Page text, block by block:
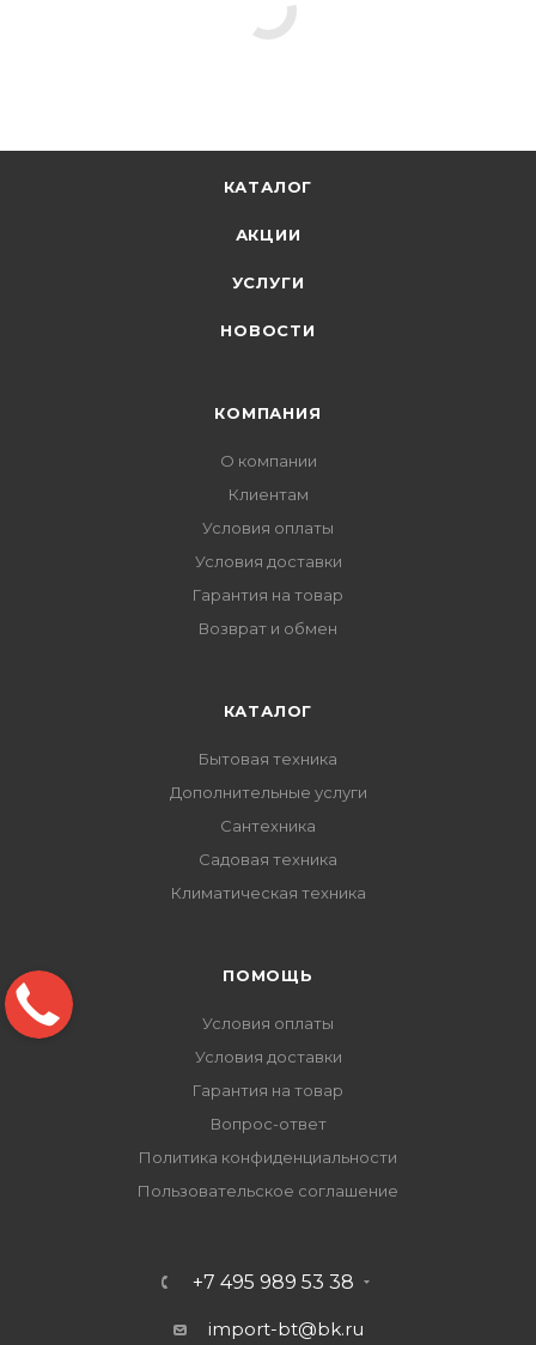
КАТАЛОГ
АКЦИИ
УСЛУГИ
НОВОСТИ
КОМПАНИЯ
О компании
Клиентам
Условия оплаты
Условия доставки
Гарантия на товар
Возврат и обмен
КАТАЛОГ
Бытовая техника
Дополнительные услуги
Сантехника
Садовая техника
Климатическая техника
ПОМОЩЬ
Условия оплаты
Условия доставки
Гарантия на товар
Вопрос-ответ
Политика конфиденциальности
Пользовательское соглашение
+7 495 989 53 38
import-bt@bk.ru